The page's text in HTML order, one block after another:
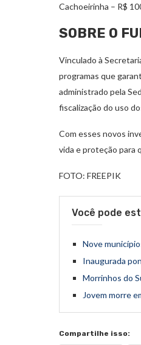
Cachoeirinha – R$
SOBRE O
Vinculado à
programas que
administrado pela
fiscalização do uso
Com esses novos
vida e proteção para
FOTO: FREEPIK
Você pode
Nove
Inaugurada
Morrinhos do
Jovem morre
Compartilhe isso: